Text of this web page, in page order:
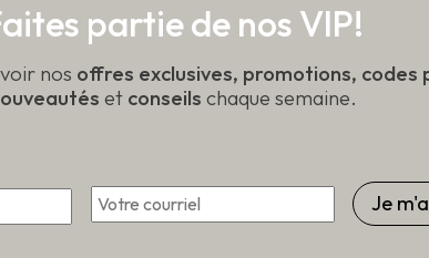
partie de nos VIP!
nos offres exclusives, promotions, codes
et conseils chaque semaine.
Prénom